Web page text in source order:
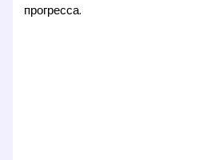
прогресса.